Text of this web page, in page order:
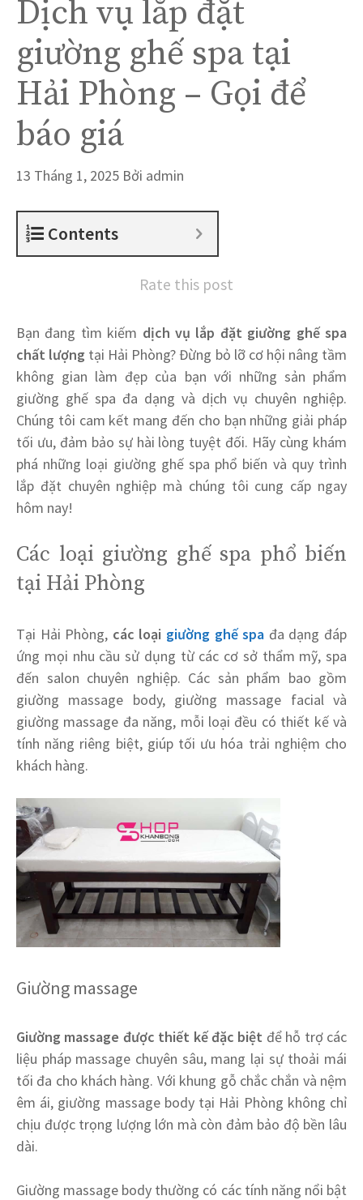
Dịch vụ lắp đặt
giường ghế spa tại
Hải Phòng – Gọi để
báo giá
13 Tháng 1, 2025 Bởi admin
Contents
Rate this post
Bạn đang tìm kiếm dịch vụ lắp đặt giường ghế spa
chất lượng tại Hải Phòng? Đừng bỏ lỡ cơ hội nâng tầm
không gian làm đẹp của bạn với những sản phẩm
giường ghế spa đa dạng và dịch vụ chuyên nghiệp.
Chúng tôi cam kết mang đến cho bạn những giải pháp
tối ưu, đảm bảo sự hài lòng tuyệt đối. Hãy cùng khám
phá những loại giường ghế spa phổ biến và quy trình
lắp đặt chuyên nghiệp mà chúng tôi cung cấp ngay
hôm nay!
Các loại giường ghế spa phổ biến
tại Hải Phòng
Tại Hải Phòng, các loại giường ghế spa đa dạng đáp
ứng mọi nhu cầu sử dụng từ các cơ sở thẩm mỹ, spa
đến salon chuyên nghiệp. Các sản phẩm bao gồm
giường massage body, giường massage facial và
giường massage đa năng, mỗi loại đều có thiết kế và
tính năng riêng biệt, giúp tối ưu hóa trải nghiệm cho
khách hàng.
Giường massage
Giường massage được thiết kế đặc biệt để hỗ trợ các
liệu pháp massage chuyên sâu, mang lại sự thoải mái
tối đa cho khách hàng. Với khung gỗ chắc chắn và nệm
êm ái, giường massage body tại Hải Phòng không chỉ
chịu được trọng lượng lớn mà còn đảm bảo độ bền lâu
dài.
Giường massage body thường có các tính năng nổi bật